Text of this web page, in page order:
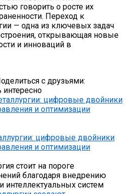
говорить о росте их
Переход к
— одна из ключевых задач
открывающая новые
и инноваций в
с друзьями:
цифровые двойники
и оптимизации
стоит на пороге
благодаря внедрению
интеллектуальных систем